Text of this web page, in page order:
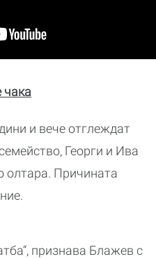
чака
и вече отглеждат
Георги и Ива
олтара. Причината
признава Блажев с